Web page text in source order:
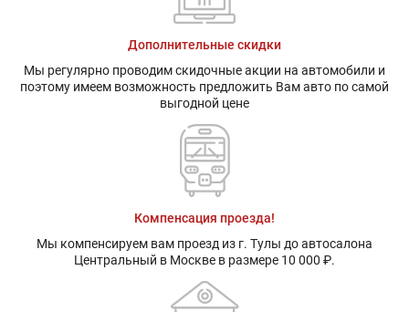
Дополнительные скидки
Мы регулярно проводим скидочные акции на автомобили и
поэтому имеем возможность предложить Вам авто по самой
выгодной цене
Компенсация проезда!
Мы компенсируем вам проезд из г. Тулы до автосалона
Центральный в Москве в размере 10 000 ₽.